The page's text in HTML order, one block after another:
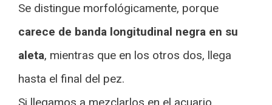
Se distingue morfológicamente, porque
carece de banda longitudinal negra en su
aleta, mientras que en los otros dos, llega
hasta el final del pez.
Si llegamos a mezclarlos en el acuario,